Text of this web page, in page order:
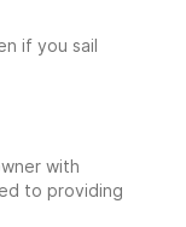
if you sail
with
to providing